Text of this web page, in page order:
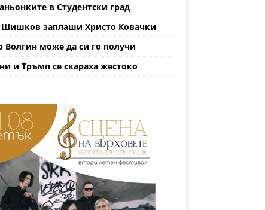
в Студентски град
заплаши Христо Ковачки
Волгин може да си го получи
и Тръмп се скараха жестоко